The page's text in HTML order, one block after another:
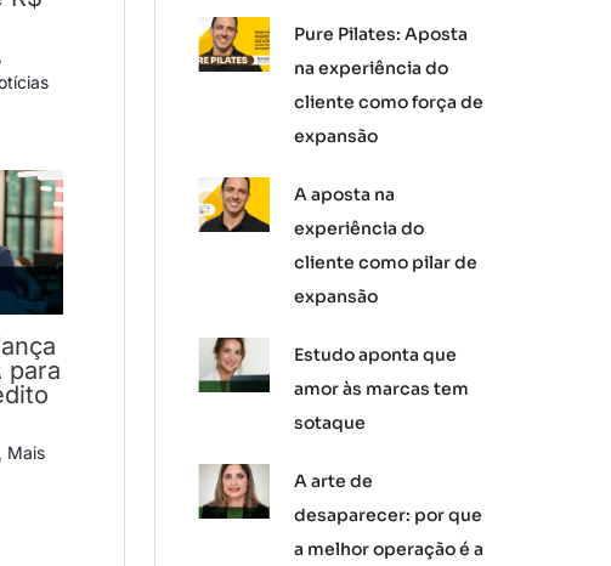
,
para
, Mais
Pure Pilates: Aposta
na experiência do
cliente como força de
expansão
A aposta na
experiência do
cliente como pilar de
expansão
Estudo aponta que
amor às marcas tem
sotaque
A arte de
desaparecer: por que
a melhor operação é a